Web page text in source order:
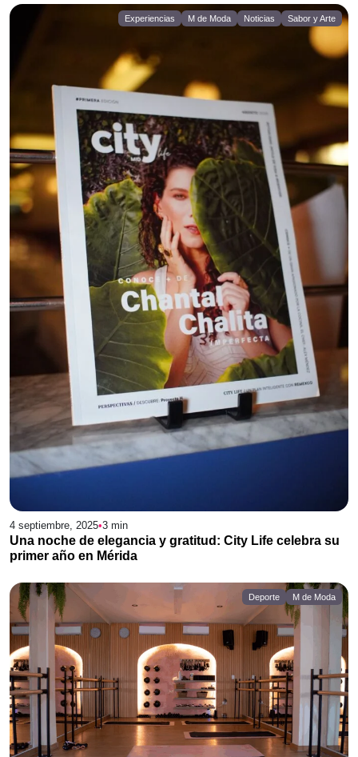
Experiencias M de Moda Noticias Sabor y Arte
4 septiembre, 2025•3 min
Una noche de elegancia y gratitud: City Life celebra su
primer año en Mérida
Deporte M de Moda